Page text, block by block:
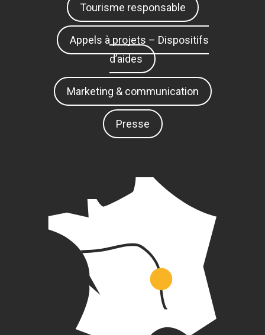
Tourisme responsable
Appels à projets – Dispositifs
d’aides
Marketing & communication
Presse